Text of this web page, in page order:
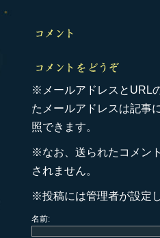
※メールアドレスとURL
たメールアドレスは記事
照できます。
※なお、送られたコメン
されません。
※投稿には管理者が設定
名前: